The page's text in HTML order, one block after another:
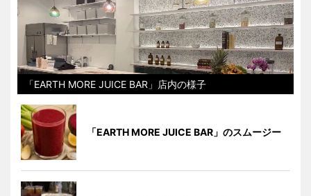
「EARTH MORE JUICE BAR」店内の様子
「EARTH MORE JUICE BAR」のスムージー